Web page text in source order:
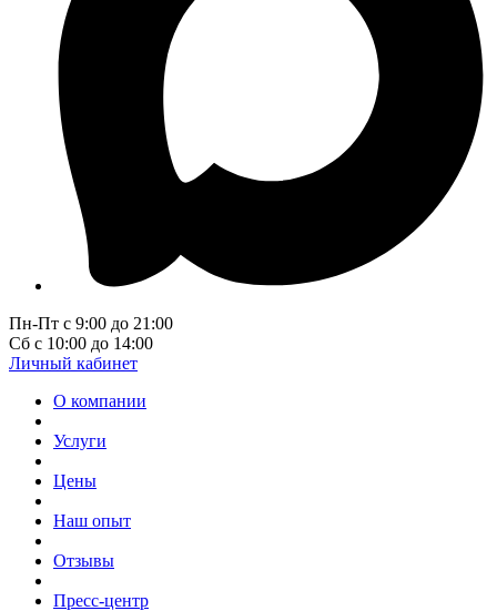
Пн-Пт с 9:00 до 21:00
Сб с 10:00 до 14:00
Личный кабинет
О компании
Услуги
Цены
Наш опыт
Отзывы
Пресс-центр